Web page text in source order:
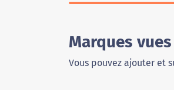
Marques
Vous pouvez ajouter et